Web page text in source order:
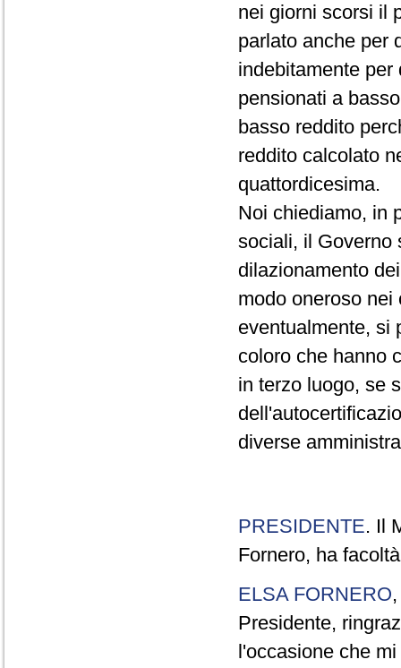
nei giorni scorsi il
parlato anche per
indebitamente
pensionati a
basso reddito
reddito calcolato
quattordicesima.
Noi chiediamo, in
sociali, il Governo
dilazionamento
modo oneroso
eventualmente, si
coloro che hanno
in terzo luogo, se
diverse
PRESIDENTE. Il
Fornero, ha
ELSA FORNERO
Presidente,
l'occasione che